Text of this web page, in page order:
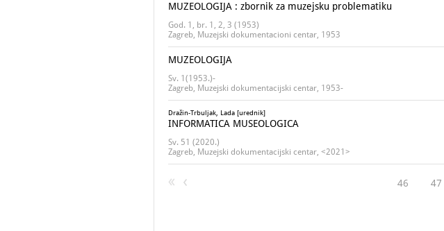
MUZEOLOGIJA : zbornik za muzejsku problematiku
God. 1, br. 1, 2, 3 (1953)
Zagreb, Muzejski dokumentacioni centar, 1953
MUZEOLOGIJA
Sv. 1(1953.)-
Zagreb, Muzejski dokumentacijski centar, 1953-
Dražin-Trbuljak, Lada [urednik]
INFORMATICA MUSEOLOGICA
Sv. 51 (2020.)
Zagreb, Muzejski dokumentacijski centar, <2021>
46 47